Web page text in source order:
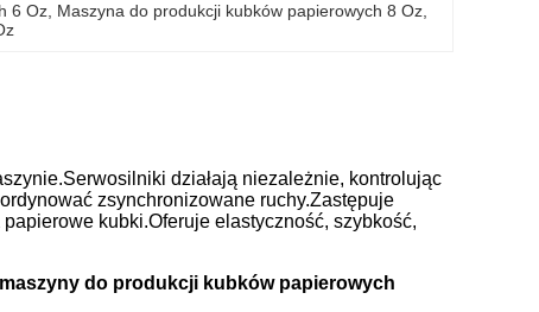
6 Oz Maszyna do produkcji kubków papierowych 8 Oz
działają niezależnie, kontrolując
zsynchronizowane ruchy.Zastępuje
kubki.Oferuje elastyczność, szybkość,
do produkcji kubków papierowych